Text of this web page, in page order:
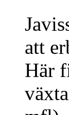
att
Här